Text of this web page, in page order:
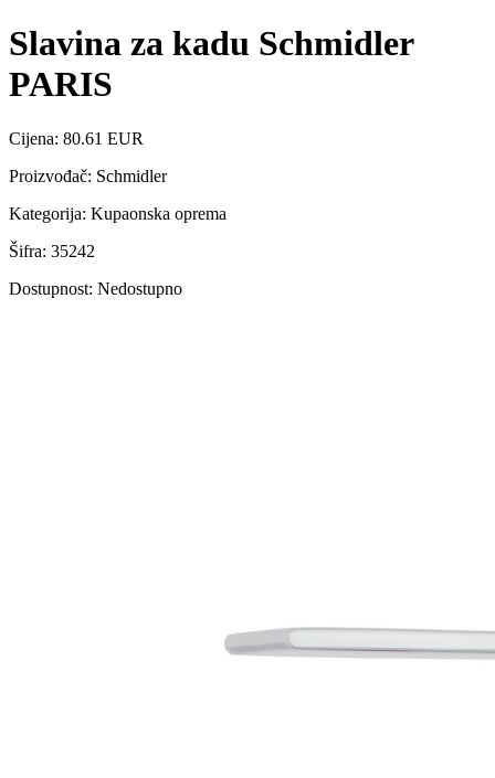
Slavina za kadu Schmidler
PARIS
Cijena: 80.61 EUR
Proizvođač: Schmidler
Kategorija: Kupaonska oprema
Šifra: 35242
Dostupnost: Nedostupno